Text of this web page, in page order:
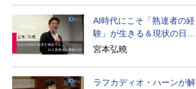
AI時代にこそ「熟達者の経
験」が生きる＆現状の日本
経済の実情は
宮本弘曉
ラフカディオ・ハーンが解